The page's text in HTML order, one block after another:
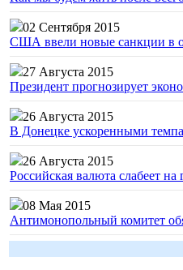
02 Сентября 2015
США ввели новые санкции в
27 Августа 2015
Президент прогнозирует
26 Августа 2015
В Донецке ускоренными
26 Августа 2015
Российская валюта слабеет на
08 Мая 2015
Антимонопольный комитет